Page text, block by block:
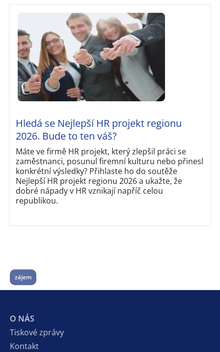
Hledá se Nejlepší HR projekt regionu
2026. Bude to ten váš?
Máte ve firmě HR projekt, který zlepšil práci se
zaměstnanci, posunul firemní kulturu nebo přinesl
konkrétní výsledky? Přihlaste ho do soutěže
Nejlepší HR projekt regionu 2026 a ukažte, že
dobré nápady v HR vznikají napříč celou
republikou.
zájem
O NÁS
Tiskové zprávy
Kontakt